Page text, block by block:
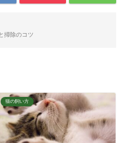
掃除のコツ
猫の飼い方